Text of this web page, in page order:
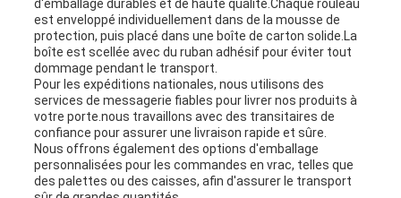
d'emballage durables et de haute qualité.Chaque rouleau
est enveloppé individuellement dans de la mousse de
protection, puis placé dans une boîte de carton solide.La
boîte est scellée avec du ruban adhésif pour éviter tout
dommage pendant le transport.
Pour les expéditions nationales, nous utilisons des
services de messagerie fiables pour livrer nos produits à
votre porte.nous travaillons avec des transitaires de
confiance pour assurer une livraison rapide et sûre.
Nous offrons également des options d'emballage
personnalisées pour les commandes en vrac, telles que
des palettes ou des caisses, afin d'assurer le transport